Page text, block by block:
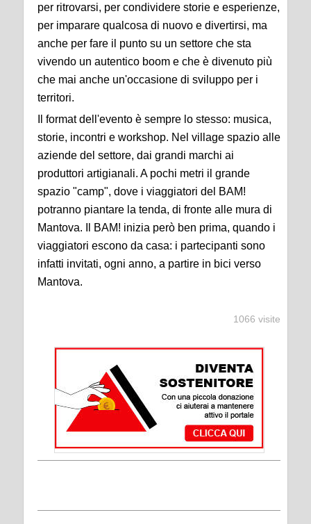
per ritrovarsi, per condividere storie e esperienze,
per imparare qualcosa di nuovo e divertirsi, ma
anche per fare il punto su un settore che sta
vivendo un autentico boom e che è divenuto più
che mai anche un'occasione di sviluppo per i
territori.
Il format dell'evento è sempre lo stesso: musica,
storie, incontri e workshop. Nel village spazio alle
aziende del settore, dai grandi marchi ai
produttori artigianali. A pochi metri il grande
spazio "camp", dove i viaggiatori del BAM!
potranno piantare la tenda, di fronte alle mura di
Mantova. Il BAM! inizia però ben prima, quando i
viaggiatori escono da casa: i partecipanti sono
infatti invitati, ogni anno, a partire in bici verso
Mantova.
1066 visite